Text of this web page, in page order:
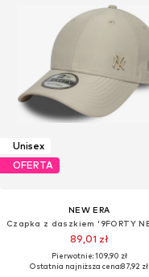
Unisex
OFERTA
NEW ERA
89,01 zł
Pierwotnie: 109,90 zł
Ostatnia najniższa cena:87,92 zł